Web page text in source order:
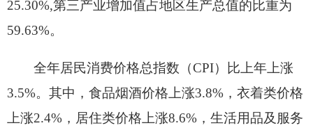
中，食品价格上涨3.2%，饮料、烟酒价格上涨
8.7%，家用电器及音像器材价格上涨1.1%，文化办
公用品价格上涨3%，日用品价格上涨1.6%，体育娱
乐用品价格下降0.3%，交通、通信用品价格下降